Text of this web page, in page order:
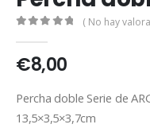
( No hay
€8,00
Percha doble Serie de
13,5×3,5×3,7cm